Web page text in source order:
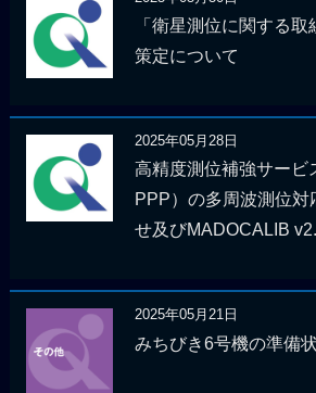
「衛星測位に関する
策定について
2025年05月28日
高精度測位補強サービ
PPP）の多周波測位対
せ及びMADOCALIB
2025年05月21日
みちびき6号機の準備